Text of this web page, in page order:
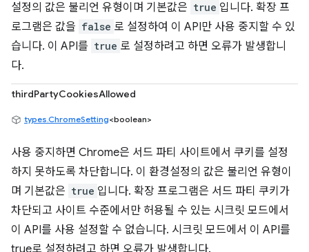
설정의 값은 불리언 유형이며 기본값은 true 입니다. 확장 프
로그램은 값을 false 로 설정하여 이 API만 사용 중지할 수 있
습니다. 이 API를 true 로 설정하려고 하면 오류가 발생합니
다.
thirdPartyCookiesAllowed
types.ChromeSetting<boolean>
사용 중지하면 Chrome은 서드 파티 사이트에서 쿠키를 설정
하지 못하도록 차단합니다. 이 환경설정의 값은 불리언 유형이
며 기본값은 true 입니다. 확장 프로그램은 서드 파티 쿠키가
차단되고 사이트 수준에서만 허용될 수 있는 시크릿 모드에서
이 API를 사용 설정할 수 없습니다. 시크릿 모드에서 이 API를
true로 설정하려고 하면 오류가 발생합니다.